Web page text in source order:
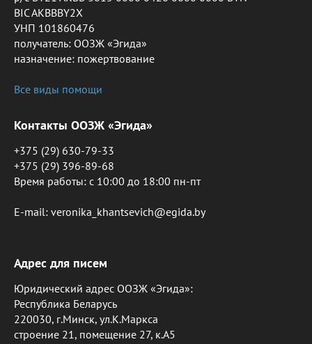
BIC AKBBBY2X
УНП 101860476
получатель: ООЗЖ «Эгида»
назначение: пожертвование
Все виды помощи
Контакты ООЗЖ «Эгида»
+375 (29) 630-79-33
+375 (29) 396-89-68
Время работы: c 10:00 до 18:00 пн-пт
E-mail: veronika_khantsevich@egida.by
Адрес для писем
Юридический адрес ООЗЖ «Эгида»:
Республика Беларусь
220030, г.Минск, ул.К.Маркса
строение 21, помещение 27, к.А5